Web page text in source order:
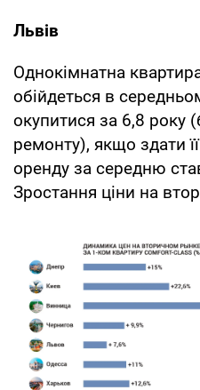
Львів
Однокімнатна
обійдеться в
окупитися за 6,8 року
ремонту), якщо здати
оренду за середню
Зростання ціни на